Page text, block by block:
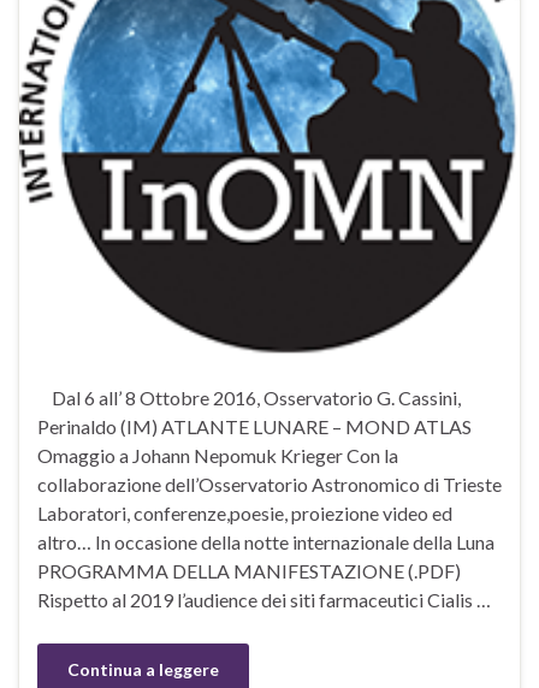
Dal 6 all’ 8 Ottobre 2016, Osservatorio G. Cassini,
Perinaldo (IM) ATLANTE LUNARE – MOND ATLAS
Omaggio a Johann Nepomuk Krieger Con la
collaborazione dell’Osservatorio Astronomico di Trieste
Laboratori, conferenze,poesie, proiezione video ed
altro… In occasione della notte internazionale della Luna
PROGRAMMA DELLA MANIFESTAZIONE (.PDF)
Rispetto al 2019 l’audience dei siti farmaceutici Cialis …
Continua a leggere